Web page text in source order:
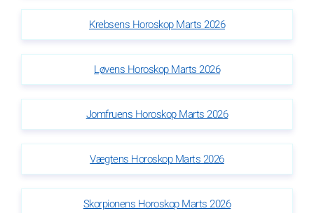
Krebsens Horoskop Marts 2026
Løvens Horoskop Marts 2026
Jomfruens Horoskop Marts 2026
Vægtens Horoskop Marts 2026
Skorpionens Horoskop Marts 2026